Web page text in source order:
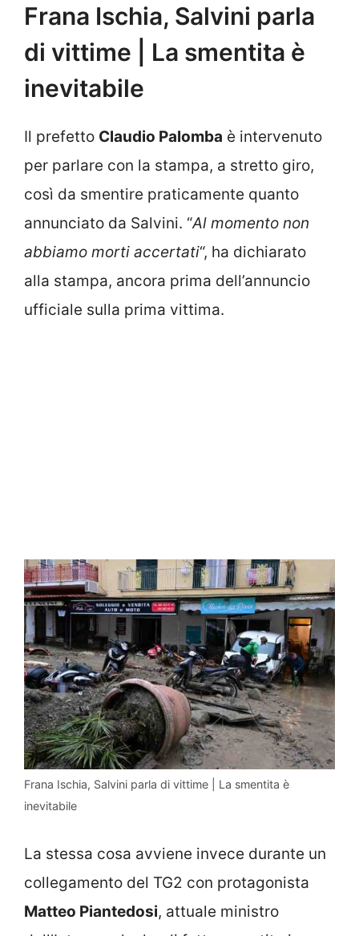
Frana Ischia, Salvini parla
di vittime | La smentita è
inevitabile
Il prefetto Claudio Palomba è intervenuto
per parlare con la stampa, a stretto giro,
così da smentire praticamente quanto
annunciato da Salvini. “Al momento non
abbiamo morti accertati“, ha dichiarato
alla stampa, ancora prima dell’annuncio
ufficiale sulla prima vittima.
Frana Ischia, Salvini parla di vittime | La smentita è
inevitabile
La stessa cosa avviene invece durante un
collegamento del TG2 con protagonista
Matteo Piantedosi, attuale ministro